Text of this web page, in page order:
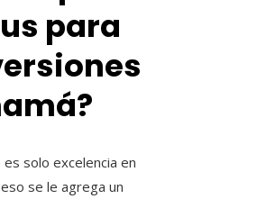
para
es solo excelencia en
se le agrega un